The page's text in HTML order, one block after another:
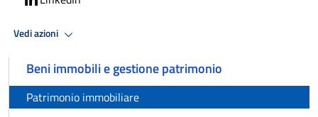
Vedi azioni
Beni immobili e gestione patrimonio
Patrimonio immobiliare